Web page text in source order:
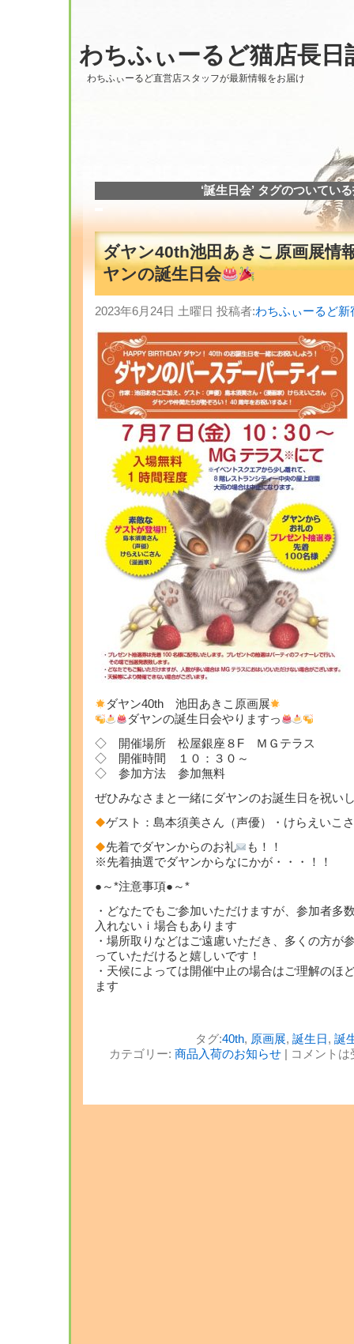
わちふぃーるど猫店長日
わちふぃーるど直営店スタッフが最新情報をお届け
‘誕生日会’ タグのついてい
ダヤン40th池田あきこ原画展
ヤンの誕生日会
2023年6月24日 土曜日 投稿者:わちふぃーるど
ダヤン40th 池田あきこ原画展
ダヤンの誕生日会やりますっ
◇ 開催場所 松屋銀座８F ＭＧテラス
◇ 開催時間 １０：３０～
◇ 参加方法 参加無料
ぜひみなさまと一緒にダヤンのお誕生日を祝い
ゲスト：島本須美さん（声優）・けらえいこ
先着でダヤンからのお礼
も！！
※先着抽選でダヤンからなにかが・・・！！
●～*注意事項●～*
・どなたでもご参加いただけますが、参加者多
入れないｉ場合もあります
・場所取りなどはご遠慮いただき、多くの方が
っていただけると嬉しいです！
・天候によっては開催中止の場合はご理解のほ
ます
タグ:40th, 原画展, 誕生日 , 誕
カテゴリー: 商品入荷のお知らせ| コメント